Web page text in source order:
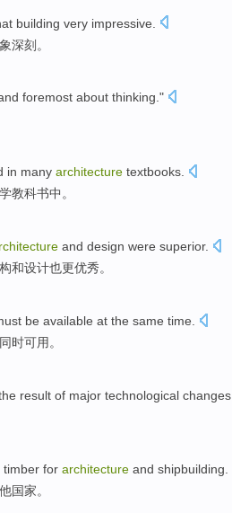
building very impressive
深刻。
foremost about thinking."
in many architecture textbooks
教科书中 。
and design were superior.
和设计也更优秀。
be available at the same time
同时可用 。
result of major technological changes
timber for architecture and shipbuilding.
国家。